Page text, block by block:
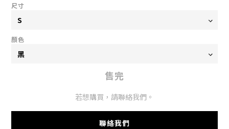
尺寸
顏色
售完
若想購買，請聯絡我們。
聯絡我們